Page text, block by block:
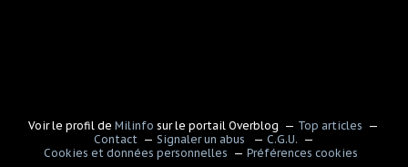
Voir le profil deMilinfo sur le portail Overblog
Top articles
Contact
Signaler un abus
C.G.U.
Cookies et données personnelles
Préférences cookies